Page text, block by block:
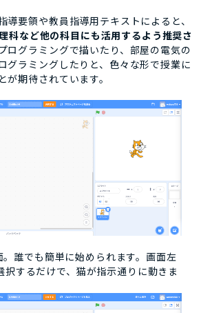
導要領や教員指導用テキストによると、
など他の科目にも活用するよう推奨さ
ログラミングで描いたり、部屋の電気の
グラミングしたりと、色々な形で授業に
が期待されています。
誰でも簡単に始められます。画面左
択するだけで、猫が指示通りに動きま